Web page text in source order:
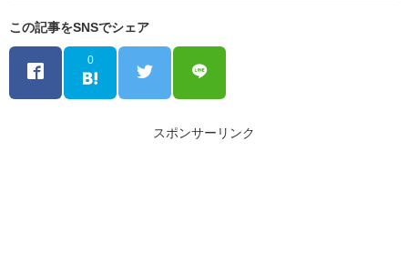
この記事をSNSでシェア
0
スポンサーリンク